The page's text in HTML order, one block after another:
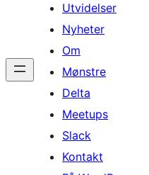
Utvidelser
Nyheter
Om
Mønstre
Delta
Meetups
Slack
Kontakt